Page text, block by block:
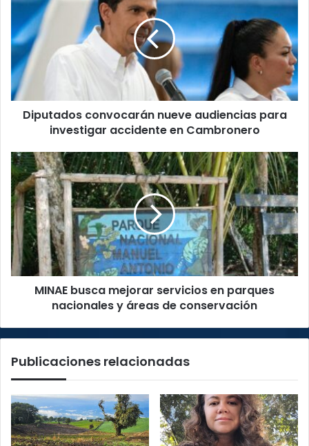
nueve
audiencias
para
investigar
accidente
en
Cambronero
Diputados convocarán nueve audiencias para
investigar accidente en Cambronero
MINAE
busca
mejorar
servicios
en
parques
nacionales
y
áreas
conservación
MINAE busca mejorar servicios en parques
nacionales y áreas de conservación
Publicaciones relacionadas